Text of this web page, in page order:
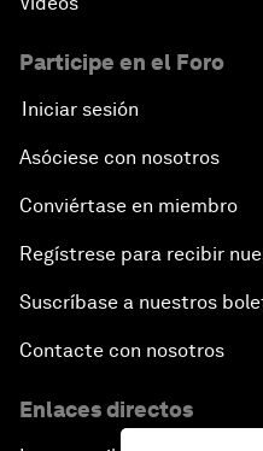
Participe en el Foro
Iniciar sesión
Asóciese con nosotros
Conviértase en miembro
Regístrese para recibir
Suscríbase a nuestros
Contacte con nosotros
Enlaces directos